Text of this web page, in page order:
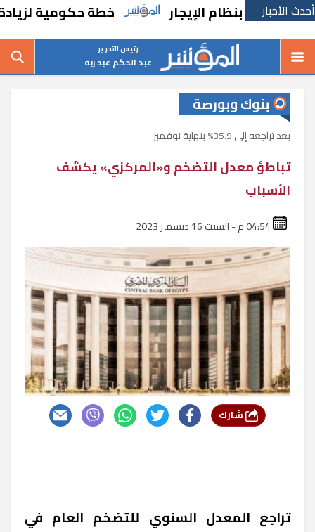
أحدث الأخبار
بنظام الإيجار خطة حكومية لزيادة حصة
رئيس التحرير
عبد الحكم عبد ربه
بنوك وبورصة
بعد تراجعه إلى 35.9% بنهاية نوفمبر
تباطؤ معدل التضخم و«المركزي» يكشف
الأسباب
تراجع المعدل السنوي للتضخم العام في